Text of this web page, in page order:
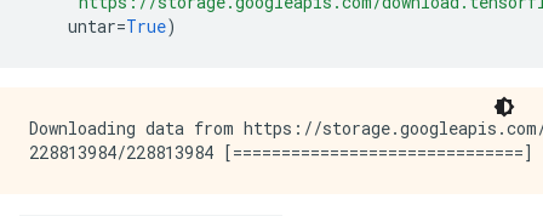
untar=True)
Downloading data from https://